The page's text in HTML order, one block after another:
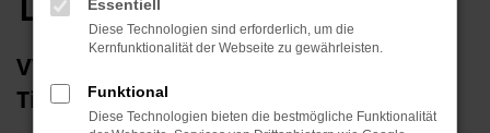
VW Touran Gebrauchtwagen – unser
Tipp für Düsseldorf
Essentiell
Diese Technologien sind erforderlich, um die
Kernfunktionalität der Webseite zu gewährleisten.
Funktional
Diese Technologien bieten die bestmögliche Funktionalität